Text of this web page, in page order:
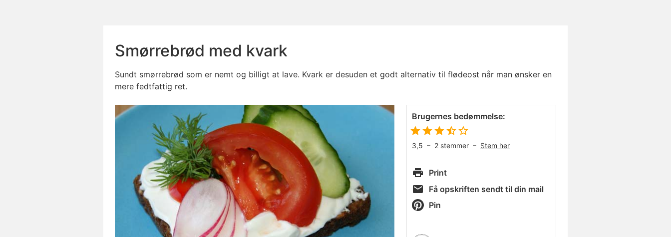
Smørrebrød med kvark
Sundt smørrebrød som er nemt og billigt at lave. Kvark er desuden et godt alternativ til flødeost når man ønsker en
mere fedtfattig ret.
Brugernes bedømmelse:
3,5 – 2 stemmer – Stem her
Print
Få opskriften sendt til din mail
Pin